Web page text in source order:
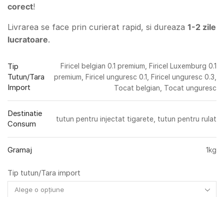
corect!
Livrarea se face prin curierat rapid, si dureaza 1-2 zile
lucratoare.
Tip
Tutun/Tara
Import
Firicel belgian 0.1 premium, Firicel Luxemburg 0.1
premium, Firicel unguresc 0.1, Firicel unguresc 0.3,
Tocat belgian, Tocat unguresc
Destinatie
Consum
tutun pentru injectat tigarete, tutun pentru rulat
Gramaj 1kg
Tip tutun/Tara import